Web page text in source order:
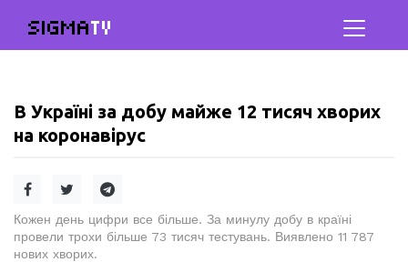
SIGMATV
В Україні за добу майже 12 тисяч хворих
на коронавірус
Кожен день цифри все більше. За минулу добу в країні
провели трохи більше 73 тисяч тестувань. Виявлено 11 787
нових хворих.